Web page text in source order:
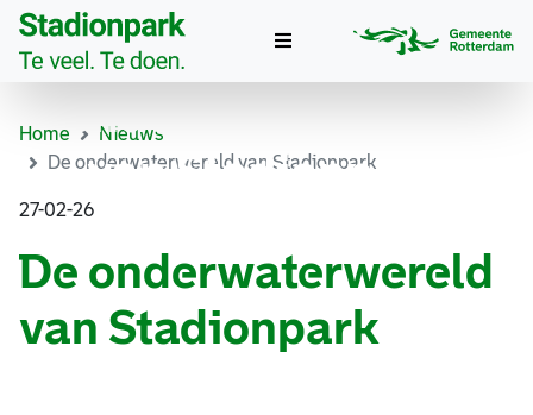
De
onderwaterwereld
van Stadionpark
Home
Nieuws
De onderwaterwereld van Stadionpark
27-02-26
De onderwaterwereld
van Stadionpark